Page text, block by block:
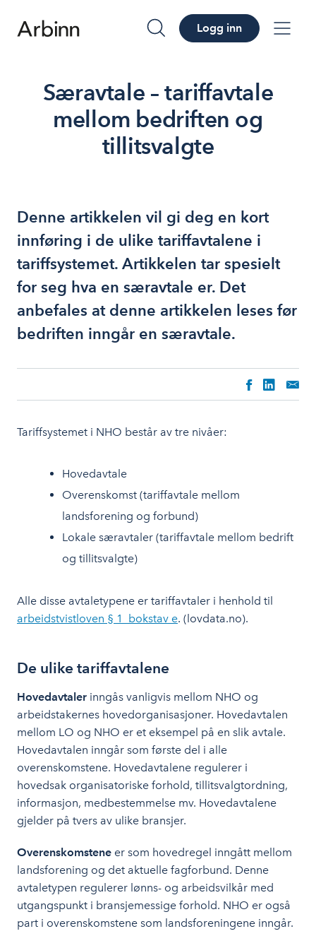
søk Logg inn
Særavtale – tariffavtale
mellom bedriften og
tillitsvalgte
Denne artikkelen vil gi deg en kort
innføring i de ulike tariffavtalene i
tariffsystemet. Artikkelen tar spesielt
for seg hva en særavtale er. Det
anbefales at denne artikkelen leses før
bedriften inngår en særavtale.
Tariffsystemet i NHO består av tre nivåer:
Hovedavtale
Overenskomst (tariffavtale mellom
landsforening og forbund)
Lokale særavtaler (tariffavtale mellom bedrift
og tillitsvalgte)
Alle disse avtaletypene er tariffavtaler i henhold til
arbeidstvistloven § 1 bokstav e. (lovdata.no).
De ulike tariffavtalene
Hovedavtaler inngås vanligvis mellom NHO og
arbeidstakernes hovedorganisasjoner. Hovedavtalen
mellom LO og NHO er et eksempel på en slik avtale.
Hovedavtalen inngår som første del i alle
overenskomstene. Hovedavtalene regulerer i
hovedsak organisatoriske forhold, tillitsvalgtordning,
informasjon, medbestemmelse mv. Hovedavtalene
gjelder på tvers av ulike bransjer.
Overenskomstene er som hovedregel inngått mellom
landsforening og det aktuelle fagforbund. Denne
avtaletypen regulerer lønns- og arbeidsvilkår med
utgangspunkt i bransjemessige forhold. NHO er også
part i overenskomstene som landsforeningene inngår.